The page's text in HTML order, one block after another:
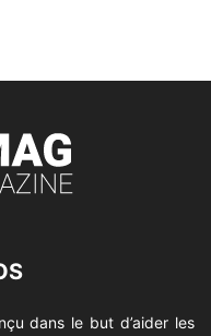
dans le but d’aider les